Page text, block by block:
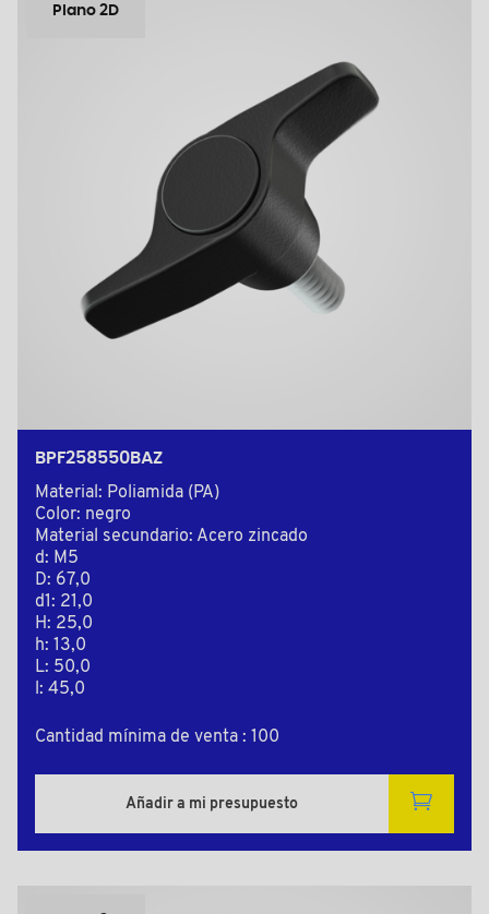
Plano 2D
BPF258550BAZ
Material: Poliamida (PA)
Color: negro
Material secundario: Acero zincado
d: M5
D: 67,0
d1: 21,0
H: 25,0
h: 13,0
L: 50,0
l: 45,0
Cantidad mínima de venta : 100
Añadir a mi presupuesto